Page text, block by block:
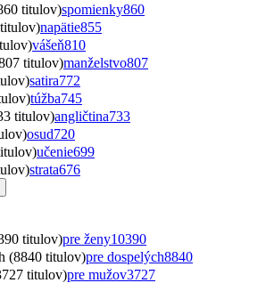
titulov)spomienky860
napätie855
vášeň810
titulov)manželstvo807
satira772
túžba745
titulov)angličtina733
osud720
učenie699
strata676
titulov)pre ženy10390
(8840 titulov)pre dospelých8840
titulov)pre mužov3727